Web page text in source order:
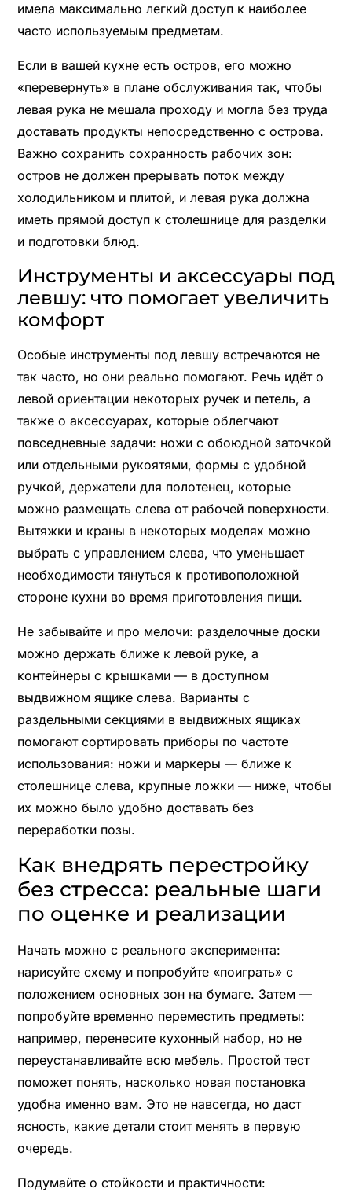
имела максимально легкий доступ к наиболее
часто используемым предметам.
Если в вашей кухне есть остров, его можно
«перевернуть» в плане обслуживания так, чтобы
левая рука не мешала проходу и могла без труда
доставать продукты непосредственно с острова.
Важно сохранить сохранность рабочих зон:
остров не должен прерывать поток между
холодильником и плитой, и левая рука должна
иметь прямой доступ к столешнице для разделки
и подготовки блюд.
Инструменты и аксессуары под
левшу: что помогает увеличить
комфорт
Особые инструменты под левшу встречаются не
так часто, но они реально помогают. Речь идёт о
левой ориентации некоторых ручек и петель, а
также о аксессуарах, которые облегчают
повседневные задачи: ножи с обоюдной заточкой
или отдельными рукоятями, формы с удобной
ручкой, держатели для полотенец, которые
можно размещать слева от рабочей поверхности.
Вытяжки и краны в некоторых моделях можно
выбрать с управлением слева, что уменьшает
необходимости тянуться к противоположной
стороне кухни во время приготовления пищи.
Не забывайте и про мелочи: разделочные доски
можно держать ближе к левой руке, а
контейнеры с крышками — в доступном
выдвижном ящике слева. Варианты с
раздельными секциями в выдвижных ящиках
помогают сортировать приборы по частоте
использования: ножи и маркеры — ближе к
столешнице слева, крупные ложки — ниже, чтобы
их можно было удобно доставать без
переработки позы.
Как внедрять перестройку
без стресса: реальные шаги
по оценке и реализации
Начать можно с реального эксперимента:
нарисуйте схему и попробуйте «поиграть» с
положением основных зон на бумаге. Затем —
попробуйте временно переместить предметы:
например, перенесите кухонный набор, но не
переустанавливайте всю мебель. Простой тест
поможет понять, насколько новая постановка
удобна именно вам. Это не навсегда, но даст
ясность, какие детали стоит менять в первую
очередь.
Подумайте о стойкости и практичности: